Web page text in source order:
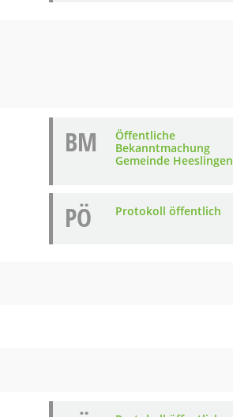
BM
Öffentliche
Bekanntmachung
Gemeinde Heeslingen
PÖ Protokoll öffentlich